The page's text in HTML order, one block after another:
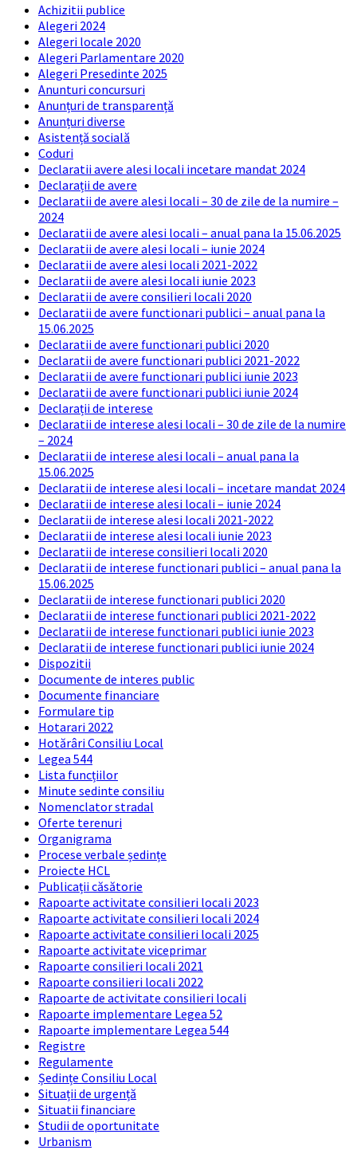
Achizitii publice
Alegeri 2024
Alegeri locale 2020
Alegeri Parlamentare 2020
Alegeri Presedinte 2025
Anunturi concursuri
Anunțuri de transparență
Anunțuri diverse
Asistență socială
Coduri
Declaratii avere alesi locali incetare mandat 2024
Declarații de avere
Declaratii de avere alesi locali – 30 de zile de la numire –
2024
Declaratii de avere alesi locali – anual pana la 15.06.2025
Declaratii de avere alesi locali – iunie 2024
Declaratii de avere alesi locali 2021-2022
Declaratii de avere alesi locali iunie 2023
Declaratii de avere consilieri locali 2020
Declaratii de avere functionari publici – anual pana la
15.06.2025
Declaratii de avere functionari publici 2020
Declaratii de avere functionari publici 2021-2022
Declaratii de avere functionari publici iunie 2023
Declaratii de avere functionari publici iunie 2024
Declarații de interese
Declaratii de interese alesi locali – 30 de zile de la numire
– 2024
Declaratii de interese alesi locali – anual pana la
15.06.2025
Declaratii de interese alesi locali – incetare mandat 2024
Declaratii de interese alesi locali – iunie 2024
Declaratii de interese alesi locali 2021-2022
Declaratii de interese alesi locali iunie 2023
Declaratii de interese consilieri locali 2020
Declaratii de interese functionari publici – anual pana la
15.06.2025
Declaratii de interese functionari publici 2020
Declaratii de interese functionari publici 2021-2022
Declaratii de interese functionari publici iunie 2023
Declaratii de interese functionari publici iunie 2024
Dispozitii
Documente de interes public
Documente financiare
Formulare tip
Hotarari 2022
Hotărâri Consiliu Local
Legea 544
Lista funcțiilor
Minute sedinte consiliu
Nomenclator stradal
Oferte terenuri
Organigrama
Procese verbale ședințe
Proiecte HCL
Publicații căsătorie
Rapoarte activitate consilieri locali 2023
Rapoarte activitate consilieri locali 2024
Rapoarte activitate consilieri locali 2025
Rapoarte activitate viceprimar
Rapoarte consilieri locali 2021
Rapoarte consilieri locali 2022
Rapoarte de activitate consilieri locali
Rapoarte implementare Legea 52
Rapoarte implementare Legea 544
Registre
Regulamente
Ședințe Consiliu Local
Situații de urgență
Situatii financiare
Studii de oportunitate
Urbanism